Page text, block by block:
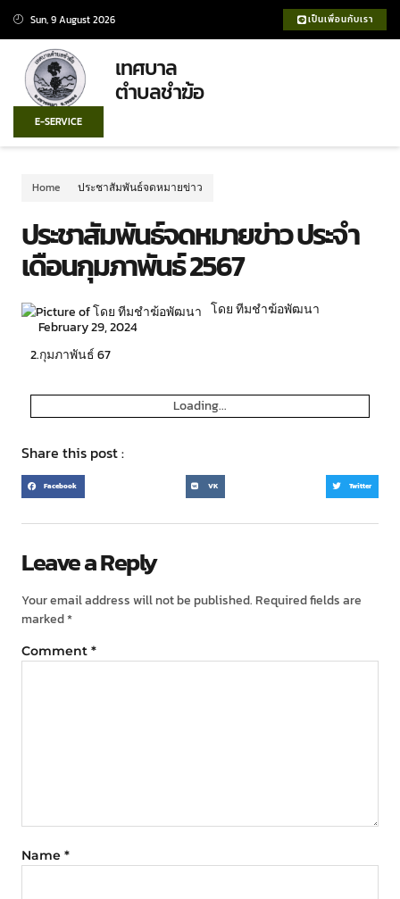
Sun, 9 August 2026 เป็นเพื่อนกับเรา
เทศบาล
ตำบลชำฆ้อ
E-SERVICE
Home ประชาสัมพันธ์จดหมายข่าว
ประชาสัมพันธ์จดหมายข่าว ประจำ
เดือนกุมภาพันธ์ 2567
โดย ทีมชำฆ้อพัฒนา
February 29, 2024
2.กุมภาพันธ์ 67
Loading...
Share this post :
Facebook VK Twitter
Leave a Reply
Your email address will not be published. Required fields are
marked*
Comment *
Name *